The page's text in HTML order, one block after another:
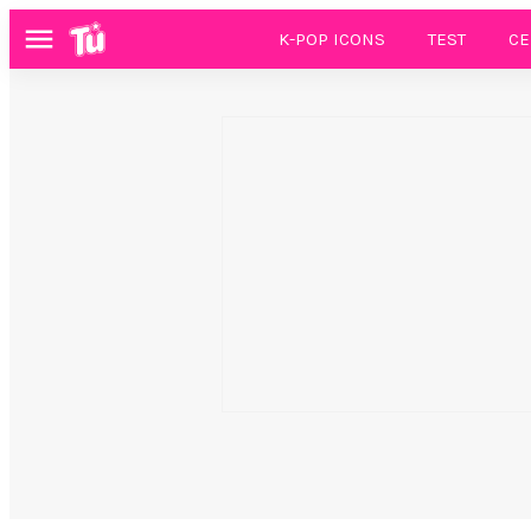
Menú K-POP ICONS TEST